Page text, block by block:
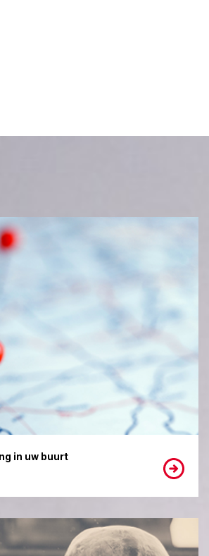
in uw buurt